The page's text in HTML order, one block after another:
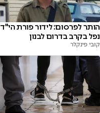
הותר לפרסום: לידור פורת הי"ד
נפל בקרב בדרום לבנון
קובי פינקלר